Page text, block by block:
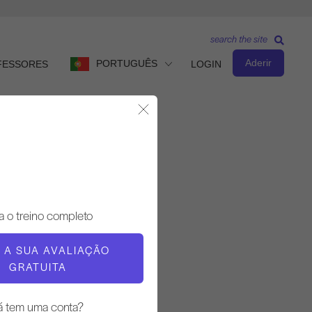
PORTUGUÊS LOGIN Aderir
search the site
o treino completo
A SUA AVALIAÇÃO
GRATUITA
tem uma conta?
PROFESSOR
Chaz Knight